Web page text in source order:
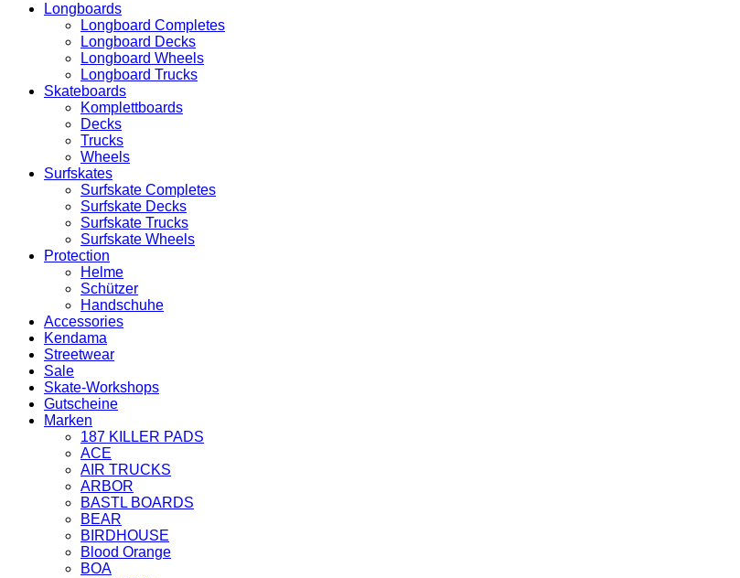
Longboards
Longboard Completes
Longboard Decks
Longboard Wheels
Longboard Trucks
Skateboards
Komplettboards
Decks
Trucks
Wheels
Surfskates
Surfskate Completes
Surfskate Decks
Surfskate Trucks
Surfskate Wheels
Protection
Helme
Schützer
Handschuhe
Accessories
Kendama
Streetwear
Sale
Skate-Workshops
Gutscheine
Marken
187 KILLER PADS
ACE
AIR TRUCKS
ARBOR
BASTL BOARDS
BEAR
BIRDHOUSE
Blood Orange
BOA